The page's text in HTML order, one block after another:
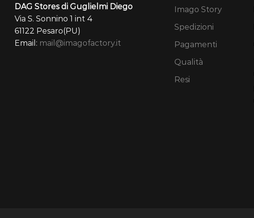
DAG Stores di Guglielmi Diego
Via S. Sonnino 1 int 4
61122 Pesaro(PU)
Email: mail@imagofactory.it
Imago Story
Spedizioni
Pagamenti
Qualità
Resi